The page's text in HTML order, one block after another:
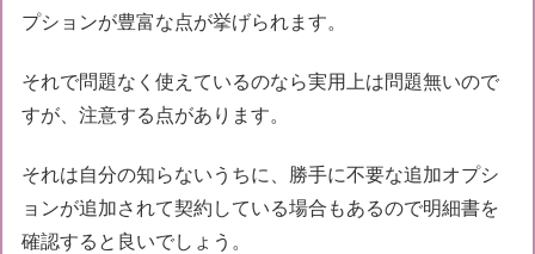
プションが豊富な点が挙げられます。
それで問題なく使えているのなら実用上は問題無いので
すが、注意する点があります。
それは自分の知らないうちに、勝手に不要な追加オプシ
ョンが追加されて契約している場合もあるので明細書を
確認すると良いでしょう。